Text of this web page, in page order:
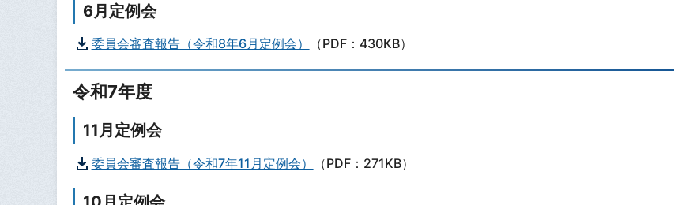
6月定例会
委員会審査報告（令和8年6月定例会） （PDF：430KB）
令和7年度
11月定例会
委員会審査報告（令和7年11月定例会） （PDF：271KB）